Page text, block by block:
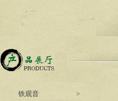
铁观音 >